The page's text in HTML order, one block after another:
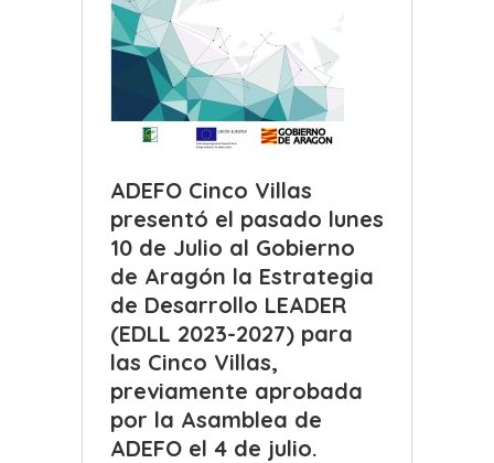
ADEFO Cinco Villas
presentó el pasado lunes
10 de Julio al Gobierno
de Aragón la Estrategia
de Desarrollo LEADER
(EDLL 2023-2027) para
las Cinco Villas,
previamente aprobada
por la Asamblea de
ADEFO el 4 de julio.